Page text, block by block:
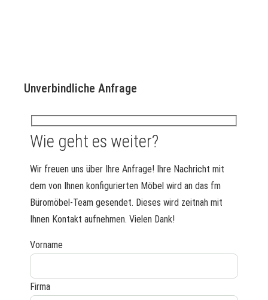
Unverbindliche Anfrage
Wie geht es weiter?
Wir freuen uns über Ihre Anfrage! Ihre Nachricht mit
dem von Ihnen konfigurierten Möbel wird an das fm
Büromöbel-Team gesendet. Dieses wird zeitnah mit
Ihnen Kontakt aufnehmen. Vielen Dank!
Vorname
Firma